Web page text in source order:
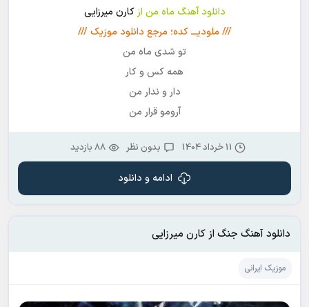
دانلود آهنگ ماه من ازکارن میرزایی
/// ملودیـــ کده؛ مرجع دانلود موزیک ///
تو شدی ماه من
همه کس و کار
دار و ندار من
آرومو قرار من
11 خرداد 1404 بدون نظر 88 بازدید
ادامه و دانلود
دانلود آهنگ جنگ از کارن میرزایی
موزیک ایرانی